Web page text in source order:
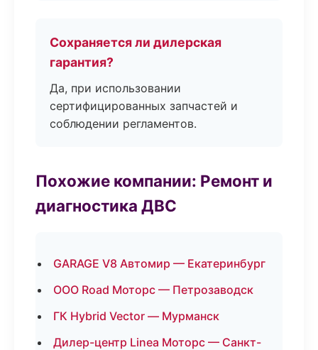
Сохраняется ли дилерская
гарантия?
Да, при использовании
сертифицированных запчастей и
соблюдении регламентов.
Похожие компании: Ремонт и
диагностика ДВС
GARAGE V8 Автомир — Екатеринбург
ООО Road Моторс — Петрозаводск
ГК Hybrid Vector — Мурманск
Дилер-центр Linea Моторс — Санкт-